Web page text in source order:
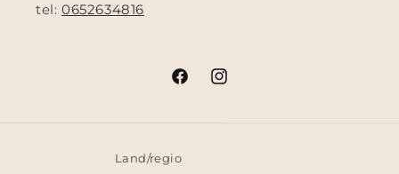
tel:0652634816
FacebookInstagram
Land/regio